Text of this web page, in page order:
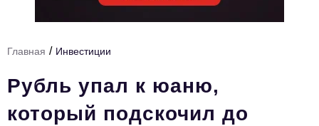
Технологии и тренды
HR
Персона номера
Главная / Инвестиции
Рубль упал к юаню,
который подскочил до